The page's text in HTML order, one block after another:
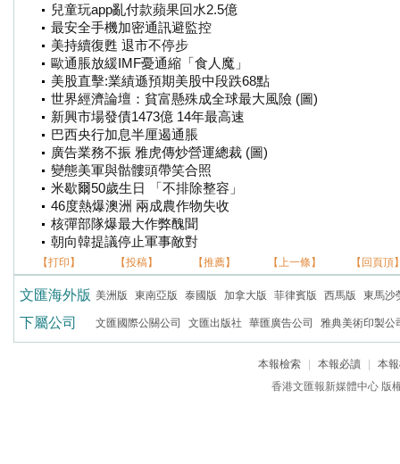
兒童玩app亂付款蘋果回水2.5億
最安全手機加密通訊避監控
美持續復甦 退市不停步
歐通脹放緩IMF憂通縮「食人魔」
美股直擊:業績遜預期美股中段跌68點
世界經濟論壇：貧富懸殊成全球最大風險 (圖)
新興市場發債1473億 14年最高速
巴西央行加息半厘遏通脹
廣告業務不振 雅虎傳炒營運總裁 (圖)
變態美軍與骷髏頭帶笑合照
米歇爾50歲生日 「不排除整容」
46度熱爆澳洲 兩成農作物失收
核彈部隊爆最大作弊醜聞
朝向韓提議停止軍事敵對
【打印】 【投稿】 【推薦】 【上一條】 【回頁頂
文匯海外版 美洲版 東南亞版 泰國版 加拿大版 菲律賓版 西馬版 東馬沙
下屬公司 文匯國際公關公司 文匯出版社 華匯廣告公司 雅典美術印製公
本報檢索 本報必讀
本
香港文匯報新媒體中心 版